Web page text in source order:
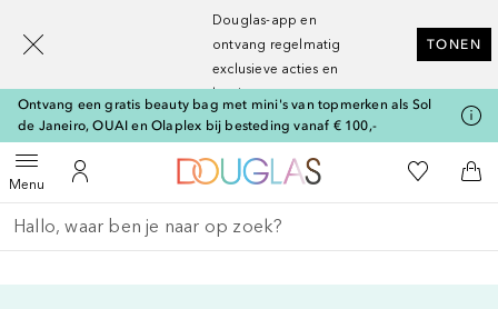
Douglas-app en
ontvang regelmatig
exclusieve acties en
kortingen
TONEN
Ontvang een gratis beauty bag met mini's van topmerken als Sol
de Janeiro, OUAI en Olaplex bij besteding vanaf € 100,-
MenuOpen menuNaar Mijn Account
Naar Douglas Home
Naar Mijn
Ga terug
Zoekopdracht uitvoeren
[navigation.slideout.screenreader]